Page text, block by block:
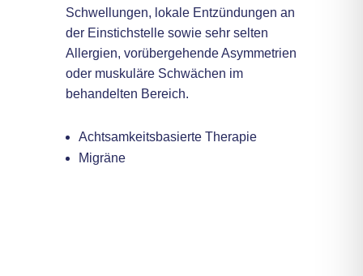
Schwellungen, lokale Entzündungen an
der Einstichstelle sowie sehr selten
Allergien, vorübergehende Asymmetrien
oder muskuläre Schwächen im
behandelten Bereich.
Achtsamkeitsbasierte Therapie
Migräne